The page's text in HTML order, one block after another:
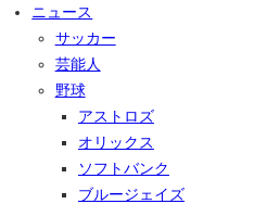
ニュース
サッカー
芸能人
野球
アストロズ
オリックス
ソフトバンク
ブルージェイズ